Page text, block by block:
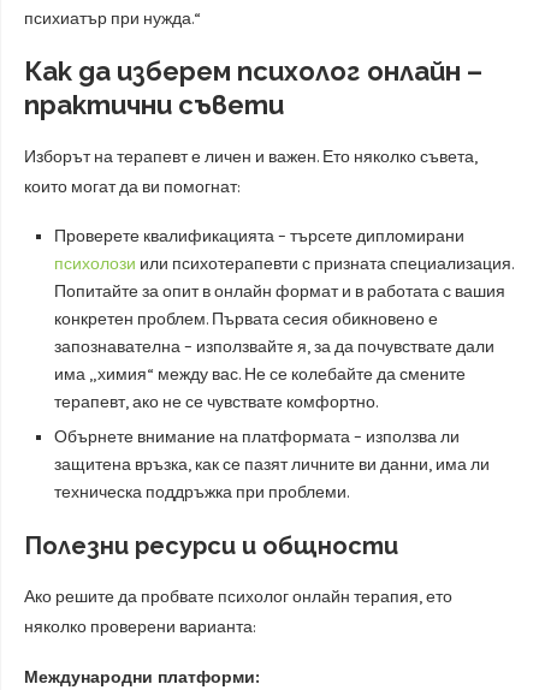
психиатър при нужда.“
Как да изберем психолог онлайн –
практични съвети
Изборът на терапевт е личен и важен. Ето няколко съвета,
които могат да ви помогнат:
Проверете квалификацията – търсете дипломирани
психолози или психотерапевти с призната специализация.
Попитайте за опит в онлайн формат и в работата с вашия
конкретен проблем. Първата сесия обикновено е
запознавателна – използвайте я, за да почувствате дали
има „химия“ между вас. Не се колебайте да смените
терапевт, ако не се чувствате комфортно.
Обърнете внимание на платформата – използва ли
защитена връзка, как се пазят личните ви данни, има ли
техническа поддръжка при проблеми.
Полезни ресурси и общности
Ако решите да пробвате психолог онлайн терапия, ето
няколко проверени варианта:
Международни платформи: